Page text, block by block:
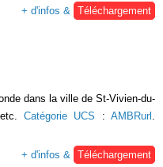
+ d'infos & Téléchargement
dans la ville de St-Vivien-du-
etc.Catégorie UCS :AMBRurl
+ d'infos &
Téléchargement